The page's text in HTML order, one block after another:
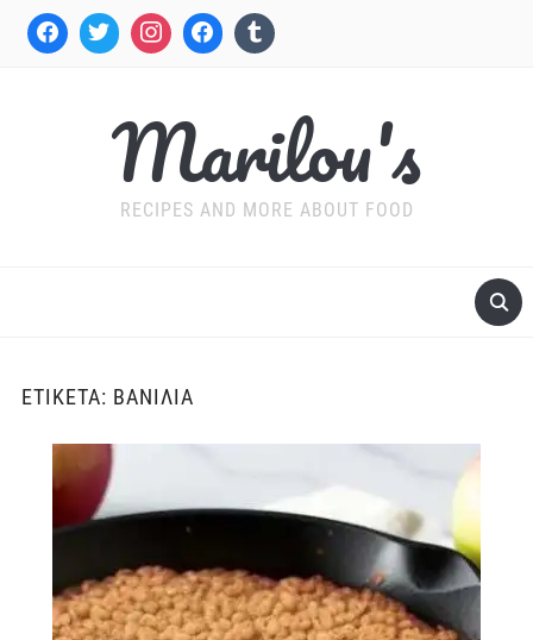
Marilou's
RECIPES AND MORE ABOUT FOOD
ΕΤΙΚΈΤΑ: ΒΑΝΊΛΙΑ